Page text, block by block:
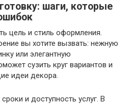
шаги, которые
цель и стиль оформления.
вы хотите вызвать: нежную
или элегантную
сузить круг вариантов и
идеи декора.
и доступность услуг. В